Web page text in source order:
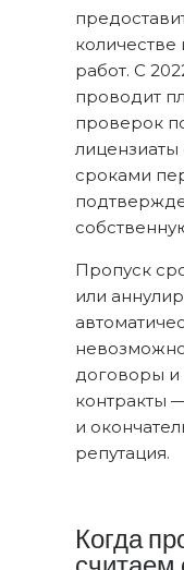
работ. С
проводит
проверок
лицензиаты
сроками
Пропуск
или
договоры и
контракты
и
репутация.
Когда